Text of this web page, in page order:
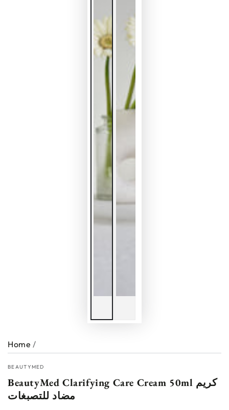
Home /
BEAUTYMED
BeautyMed Clarifying Care Cream 50ml كريم
مضاد للتصبغات